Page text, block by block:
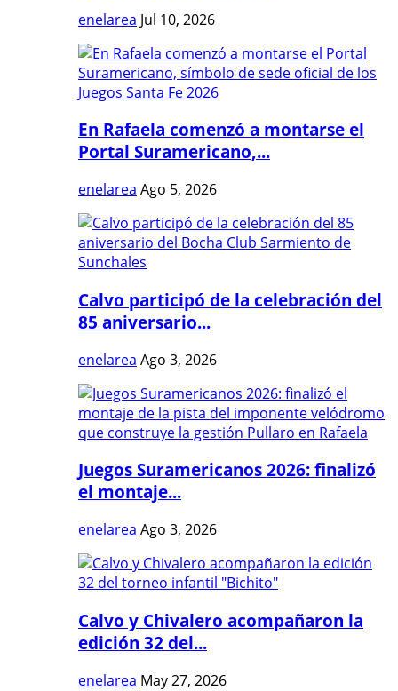
enelarea Jul 10, 2026
En Rafaela comenzó a montarse el
Portal Suramericano,...
enelarea Ago 5, 2026
Calvo participó de la celebración del
85 aniversario...
enelarea Ago 3, 2026
Juegos Suramericanos 2026: finalizó
el montaje...
enelarea Ago 3, 2026
Calvo y Chivalero acompañaron la
edición 32 del...
enelarea May 27, 2026